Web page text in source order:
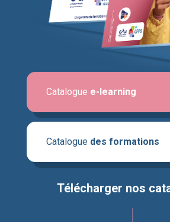
Télécharger nos
Catalogue des formations
Catalogue e-learning